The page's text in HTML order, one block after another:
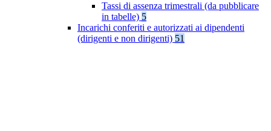
Tassi di assenza trimestrali (da pubblicare
in tabelle) 5
Incarichi conferiti e autorizzati ai dipendenti
(dirigenti e non dirigenti) 51